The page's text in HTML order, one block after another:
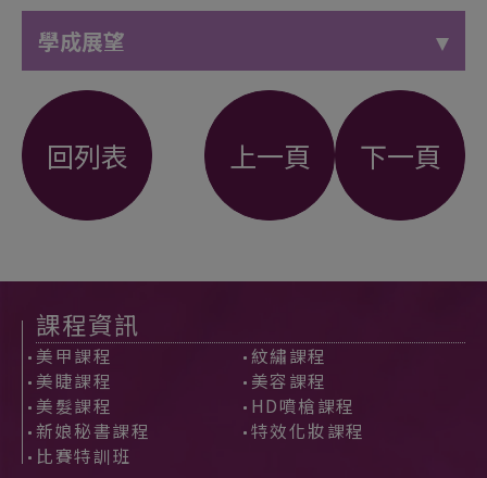
學成展望
回列表 上一頁 下一頁
課程資訊
美甲課程
紋繡課程
美睫課程
美容課程
美髮課程
HD噴槍課程
新娘秘書課程
特效化妝課程
比賽特訓班